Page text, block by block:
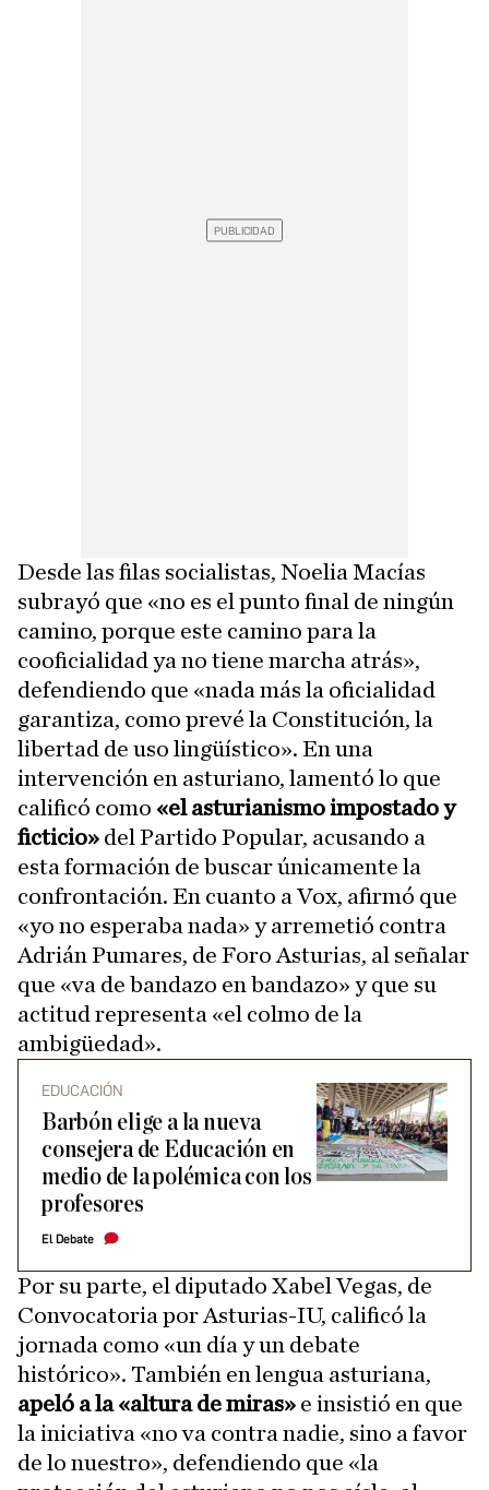
Desde las filas socialistas, Noelia Macías
subrayó que «no es el punto final de ningún
camino, porque este camino para la
cooficialidad ya no tiene marcha atrás»,
defendiendo que «nada más la oficialidad
garantiza, como prevé la Constitución, la
libertad de uso lingüístico». En una
intervención en asturiano, lamentó lo que
calificó como «el asturianismo impostado y
ficticio» del Partido Popular, acusando a
esta formación de buscar únicamente la
confrontación. En cuanto a Vox, afirmó que
«yo no esperaba nada» y arremetió contra
Adrián Pumares, de Foro Asturias, al señalar
que «va de bandazo en bandazo» y que su
actitud representa «el colmo de la
ambigüedad».
EDUCACIÓN
Barbón elige a la nueva
consejera de Educación en
medio de la polémica con los
profesores
El Debate
Por su parte, el diputado Xabel Vegas, de
Convocatoria por Asturias-IU, calificó la
jornada como «un día y un debate
histórico». También en lengua asturiana,
apeló a la «altura de miras» e insistió en que
la iniciativa «no va contra nadie, sino a favor
de lo nuestro», defendiendo que «la